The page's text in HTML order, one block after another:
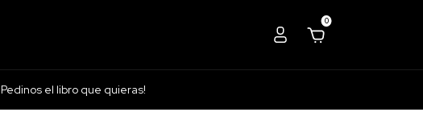
0
Pedinos el libro que quieras!